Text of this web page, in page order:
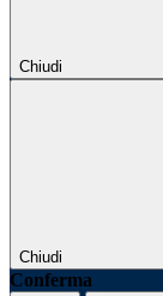
Chiudi
Chiudi
Conferma